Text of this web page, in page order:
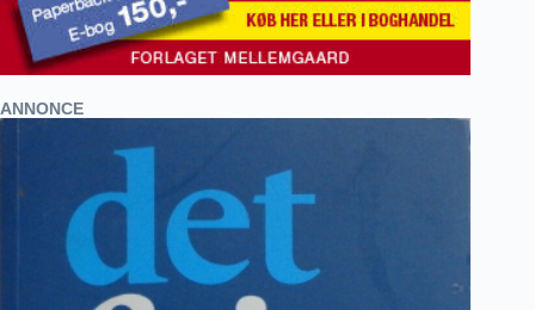
ANNONCE